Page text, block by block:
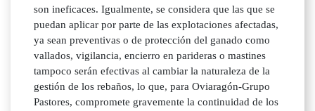
son ineficaces. Igualmente, se considera que las que se
puedan aplicar por parte de las explotaciones afectadas,
ya sean preventivas o de protección del ganado como
vallados, vigilancia, encierro en parideras o mastines
tampoco serán efectivas al cambiar la naturaleza de la
gestión de los rebaños, lo que, para Oviaragón-Grupo
Pastores, compromete gravemente la continuidad de los